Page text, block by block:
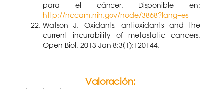
para el cáncer. Disponible en:
http://nccam.nih.gov/node/3868?lang=es
Watson J. Oxidants, antioxidants and the
current incurability of metastatic cancers.
Open Biol. 2013 Jan 8;3(1):120144.
Valoración: